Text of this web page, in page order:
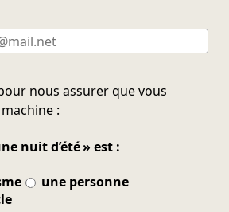
nous assurer que vous
:
nuit d’été » est :
une personne